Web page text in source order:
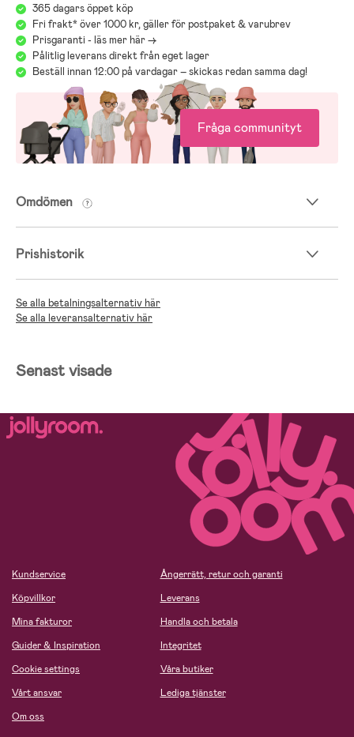
365 dagars öppet köp
Fri frakt* över 1000 kr, gäller för postpaket & varubrev
Prisgaranti - läs mer här ->
Pålitlig leverans direkt från eget lager
Beställ innan 12:00 på vardagar – skickas redan samma dag!
Fråga communityt
Omdömen
Prishistorik
Se alla betalningsalternativ här
Se alla leveransalternativ här
Senast visade
Kundservice
Köpvillkor
Mina fakturor
Guider & Inspiration
Cookie settings
Vårt ansvar
Om oss
Ångerrätt, retur och garanti
Leverans
Handla och betala
Integritet
Våra butiker
Lediga tjänster